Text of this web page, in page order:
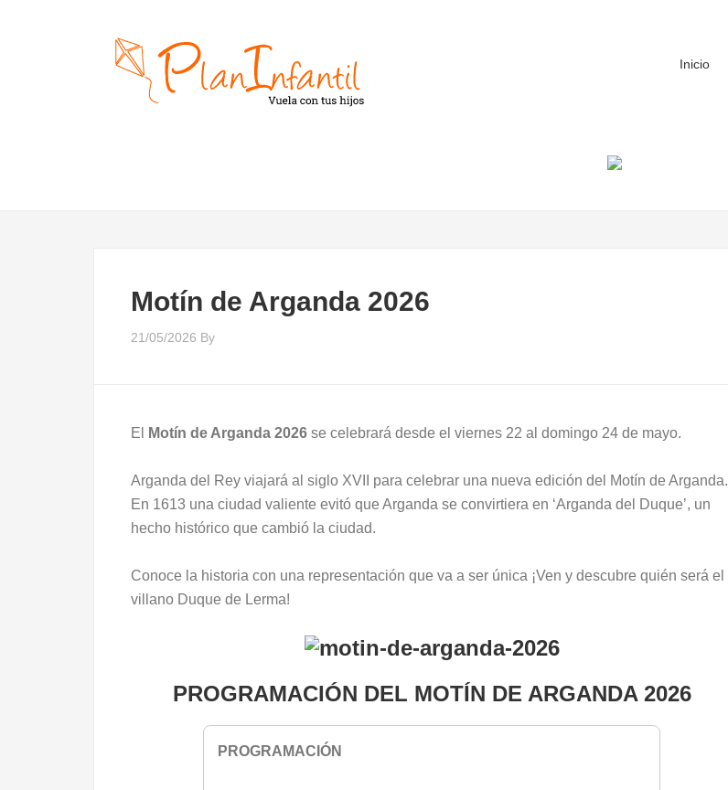
Inicio
Motín de Arganda 2026
21/05/2026 By
El Motín de Arganda 2026 se celebrará desde el viernes 22 al domingo 24 de mayo.
Arganda del Rey viajará al siglo XVII para celebrar una nueva edición del Motín de Arganda.
En 1613 una ciudad valiente evitó que Arganda se convirtiera en ‘Arganda del Duque’, un
hecho histórico que cambió la ciudad.
Conoce la historia con una representación que va a ser única ¡Ven y descubre quién será el
villano Duque de Lerma!
PROGRAMACIÓN DEL MOTÍN DE ARGANDA 2026
PROGRAMACIÓN